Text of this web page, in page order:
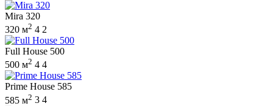
Mira 320
320 м2 4 2
Full House 500
500 м2 4 4
Prime House 585
585 м2 3 4